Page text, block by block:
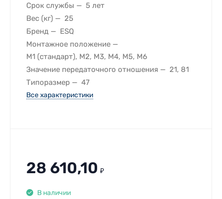
Срок службы
5 лет
Вес (кг)
25
Бренд
ESQ
Монтажное положение
M1 (стандарт), M2, M3, M4, M5, M6
Значение передаточного отношения
21, 81
Типоразмер
47
Все характеристики
28 610,10 ₽
В наличии